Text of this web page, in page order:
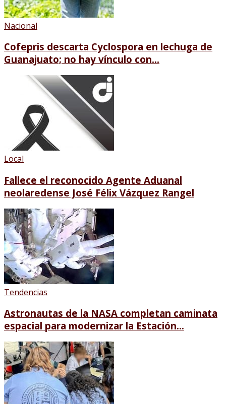
Nacional
Cofepris descarta Cyclospora en lechuga de
Guanajuato; no hay vínculo con...
Local
Fallece el reconocido Agente Aduanal
neolaredense José Félix Vázquez Rangel
Tendencias
Astronautas de la NASA completan caminata
espacial para modernizar la Estación...